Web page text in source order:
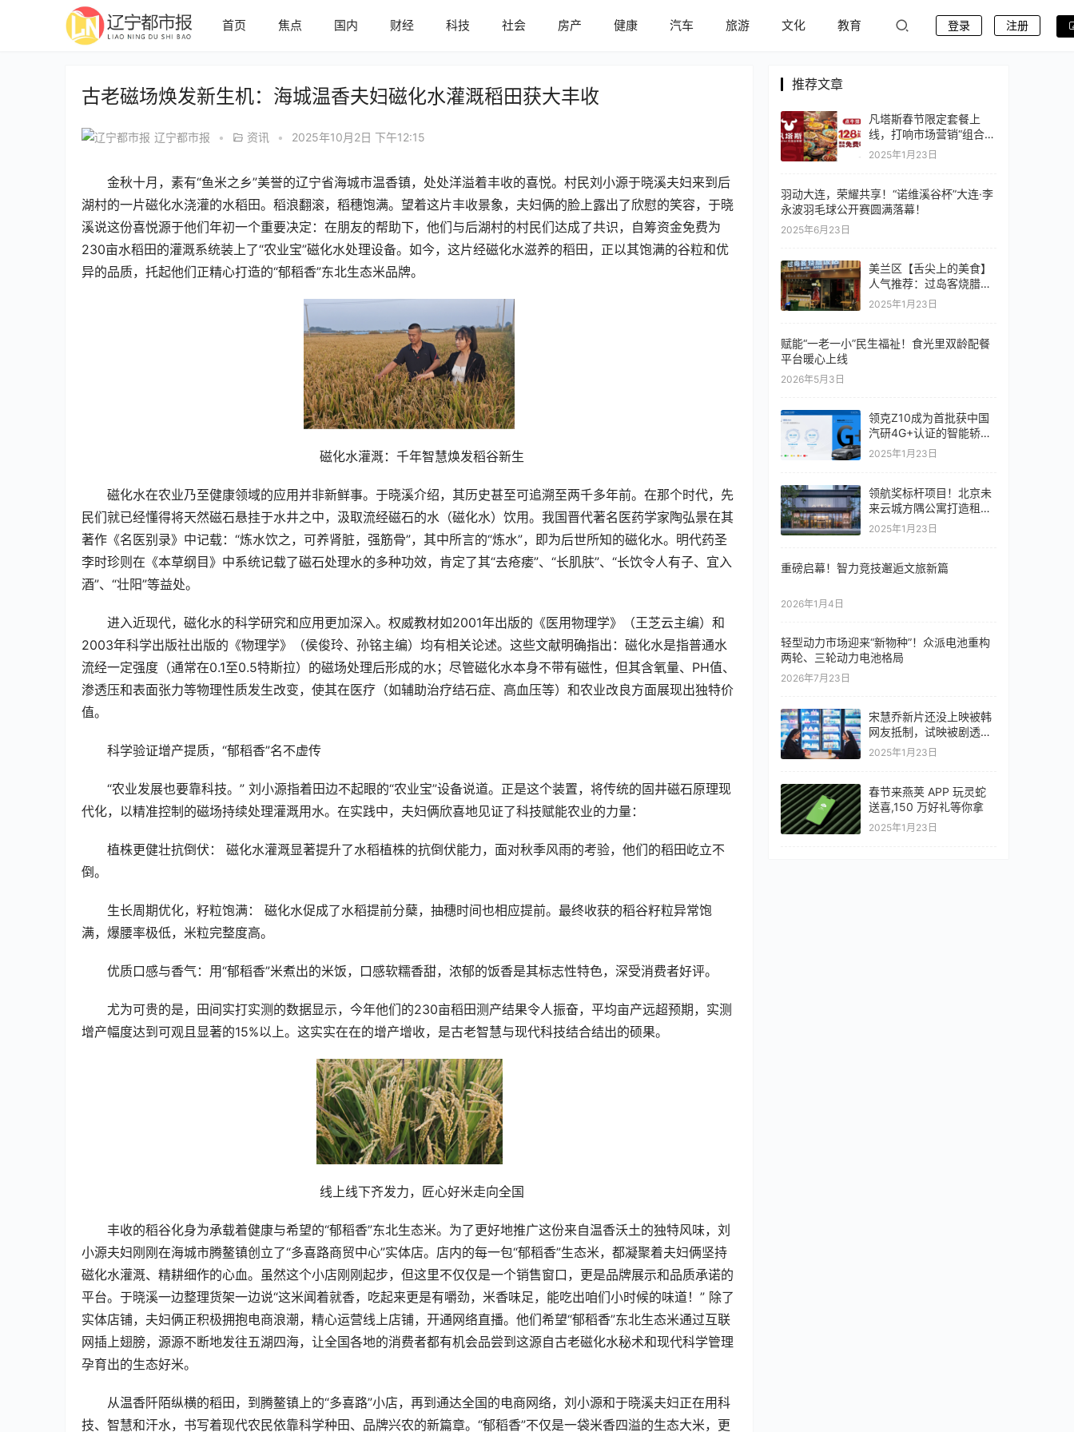
首页 焦点 国内 财经 科技 社会 房产 健康 汽车 旅游 文化 教育 登录 注册
古老磁场焕发新生机：海城温香夫妇磁化水灌溉稻田获大丰收
辽宁都市报 • 资讯 • 2025年10月2日 下午12:15
金秋十月，素有“鱼米之乡”美誉的辽宁省海城市温香镇，处处洋溢着丰收的喜悦。村民刘小源于晓溪夫妇来到后
湖村的一片磁化水浇灌的水稻田。稻浪翻滚，稻穗饱满。望着这片丰收景象，夫妇俩的脸上露出了欣慰的笑容，于晓
溪说这份喜悦源于他们年初一个重要决定：在朋友的帮助下，他们与后湖村的村民们达成了共识，自筹资金免费为
230亩水稻田的灌溉系统装上了“农业宝”磁化水处理设备。如今，这片经磁化水滋养的稻田，正以其饱满的谷粒和优
异的品质，托起他们正精心打造的“郁稻香”东北生态米品牌。
磁化水灌溉：千年智慧焕发稻谷新生
磁化水在农业乃至健康领域的应用并非新鲜事。于晓溪介绍，其历史甚至可追溯至两千多年前。在那个时代，先
民们就已经懂得将天然磁石悬挂于水井之中，汲取流经磁石的水（磁化水）饮用。我国晋代著名医药学家陶弘景在其
著作《名医别录》中记载：“炼水饮之，可养肾脏，强筋骨”，其中所言的“炼水”，即为后世所知的磁化水。明代药圣
李时珍则在《本草纲目》中系统记载了磁石处理水的多种功效，肯定了其“去疮瘘”、“长肌肤”、“长饮令人有子、宜入
酒”、“壮阳”等益处。
进入近现代，磁化水的科学研究和应用更加深入。权威教材如2001年出版的《医用物理学》（王芝云主编）和
2003年科学出版社出版的《物理学》（侯俊玲、孙铭主编）均有相关论述。这些文献明确指出：磁化水是指普通水
流经一定强度（通常在0.1至0.5特斯拉）的磁场处理后形成的水；尽管磁化水本身不带有磁性，但其含氧量、PH值、
渗透压和表面张力等物理性质发生改变，使其在医疗（如辅助治疗结石症、高血压等）和农业改良方面展现出独特价
值。
科学验证增产提质，“郁稻香”名不虚传
“农业发展也要靠科技。” 刘小源指着田边不起眼的“农业宝”设备说道。正是这个装置，将传统的固井磁石原理现
代化，以精准控制的磁场持续处理灌溉用水。在实践中，夫妇俩欣喜地见证了科技赋能农业的力量：
植株更健壮抗倒伏： 磁化水灌溉显著提升了水稻植株的抗倒伏能力，面对秋季风雨的考验，他们的稻田屹立不
倒。
生长周期优化，籽粒饱满： 磁化水促成了水稻提前分蘖，抽穗时间也相应提前。最终收获的稻谷籽粒异常饱
满，爆腰率极低，米粒完整度高。
优质口感与香气：用“郁稻香”米煮出的米饭，口感软糯香甜，浓郁的饭香是其标志性特色，深受消费者好评。
尤为可贵的是，田间实打实测的数据显示，今年他们的230亩稻田测产结果令人振奋，平均亩产远超预期，实测
增产幅度达到可观且显著的15%以上。这实实在在的增产增收，是古老智慧与现代科技结合结出的硕果。
线上线下齐发力，匠心好米走向全国
丰收的稻谷化身为承载着健康与希望的“郁稻香”东北生态米。为了更好地推广这份来自温香沃土的独特风味，刘
小源夫妇刚刚在海城市腾鳌镇创立了“多喜路商贸中心”实体店。店内的每一包“郁稻香”生态米，都凝聚着夫妇俩坚持
磁化水灌溉、精耕细作的心血。虽然这个小店刚刚起步，但这里不仅仅是一个销售窗口，更是品牌展示和品质承诺的
平台。于晓溪一边整理货架一边说“这米闻着就香，吃起来更是有嚼劲，米香味足，能吃出咱们小时候的味道！” 除了
实体店铺，夫妇俩正积极拥抱电商浪潮，精心运营线上店铺，开通网络直播。他们希望“郁稻香”东北生态米通过互联
网插上翅膀，源源不断地发往五湖四海，让全国各地的消费者都有机会品尝到这源自古老磁化水秘术和现代科学管理
孕育出的生态好米。
从温香阡陌纵横的稻田，到腾鳌镇上的“多喜路”小店，再到通达全国的电商网络，刘小源和于晓溪夫妇正在用科
技、智慧和汗水，书写着现代农民依靠科学种田、品牌兴农的新篇章。“郁稻香”不仅是一袋米香四溢的生态大米，更
推荐文章
凡塔斯春节限定套餐上
线，打响市场营销“组合
拳”
2025年1月23日
羽动大连，荣耀共享！“诺维溪谷杯”大连·李
永波羽毛球公开赛圆满落幕！
2025年6月23日
美兰区【舌尖上的美食】
人气推荐：过岛客烧腊饭
店
2025年1月23日
赋能“一老一小”民生福祉！食光里双龄配餐
平台暖心上线
2026年5月3日
领克Z10成为首批获中国
汽研4G+认证的智能轿车
以实力诠释“一半最强大脑
2025年1月23日
领航奖标杆项目！北京未
来云城方隅公寓打造租住
生活新范式
2025年1月23日
重磅启幕！智力竞技邂逅文旅新篇
2026年1月4日
轻型动力市场迎来“新物种”！众派电池重构
两轮、三轮动力电池格局
2026年7月23日
宋慧乔新片还没上映被韩
网友抵制，试映被剧透，
情节离谱令人生厌
2025年1月23日
春节来燕荚 APP 玩灵蛇
送喜,150 万好礼等你拿
2025年1月23日